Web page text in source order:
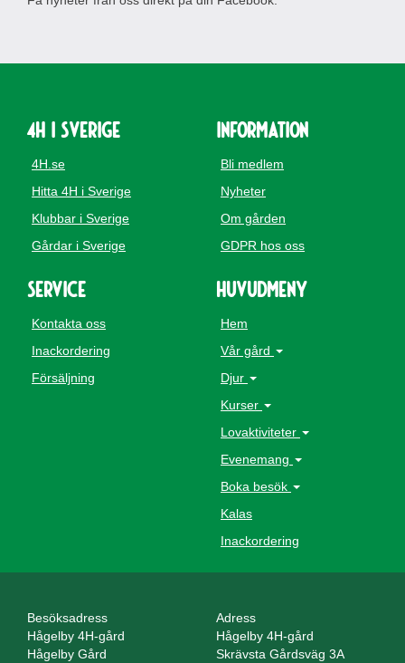
4H i Sverige
4H.se
Hitta 4H i Sverige
Klubbar i Sverige
Gårdar i Sverige
Information
Bli medlem
Nyheter
Om gården
GDPR hos oss
Service
Kontakta oss
Inackordering
Försäljning
Huvudmeny
Hem
Vår gård
Djur
Kurser
Lovaktiviteter
Evenemang
Boka besök
Kalas
Inackordering
Besöksadress
Hågelby 4H-gård
Hågelby Gård
Adress
Hågelby 4H-gård
Skrävsta Gårdsväg 3A